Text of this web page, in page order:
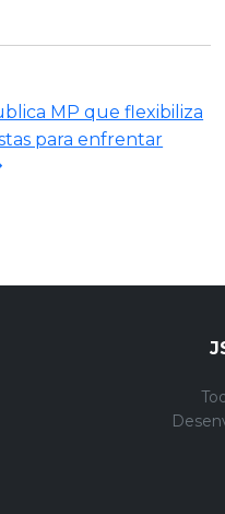
MP que flexibiliza
para enfrentar